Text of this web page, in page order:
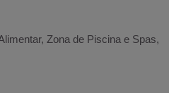
Zona de Piscina e Spas,